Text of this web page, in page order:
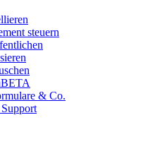
steuern
BETA
& Co.